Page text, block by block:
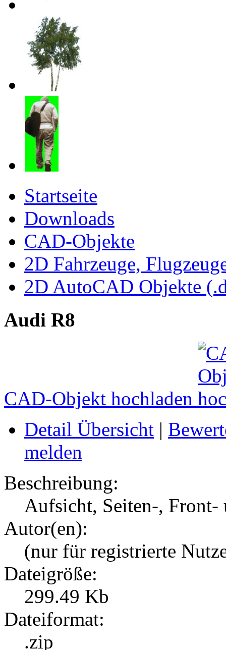
Startseite
Downloads
CAD-Objekte
2D Fahrzeuge,
2D AutoCAD Objekte
Audi R8
CAD-Objekt hochladen
Detail Übersicht |
melden
Beschreibung:
Aufsicht, Seiten-, Front-
Autor(en):
(nur für registrierte
Dateigröße:
299.49 Kb
Dateiformat:
.zip